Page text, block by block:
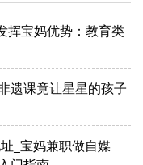
挥宝妈优势：教育类
遗课竟让星星的孩子
_宝妈兼职做自媒